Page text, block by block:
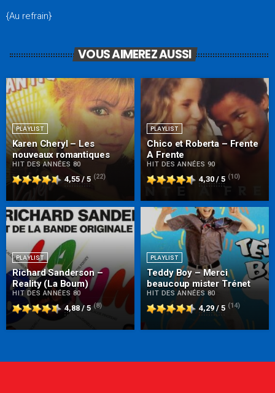
{Au refrain}
VOUS AIMEREZ AUSSI
PLAYLIST
Karen Cheryl – Les
nouveaux romantiques
HIT DES ANNÉES 80
4,55 / 5 (22)
PLAYLIST
Chico et Roberta – Frente
A Frente
HIT DES ANNÉES 90
4,30 / 5 (10)
PLAYLIST
Richard Sanderson –
Reality (La Boum)
HIT DES ANNÉES 80
4,88 / 5 (8)
PLAYLIST
Teddy Boy – Merci
beaucoup mister Trénet
HIT DES ANNÉES 80
4,29 / 5 (14)